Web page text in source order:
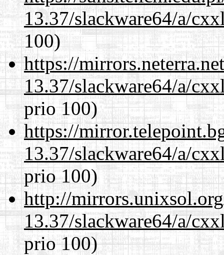
13.37/slackware64/a/
100)
https://
13.37/slackware64/a/
prio 100)
https://
13.37/slackware64/a/
prio 100)
http://
13.37/slackware64/a/
prio 100)